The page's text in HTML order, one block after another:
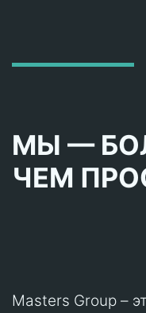
МЫ —
ЧЕМ
Masters Group –